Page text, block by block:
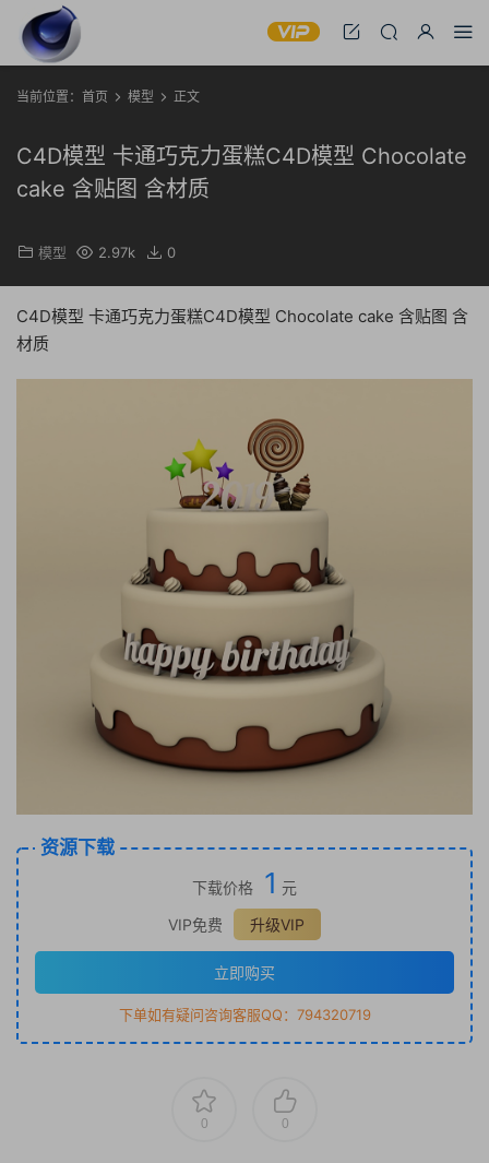
当前位置： 首页 模型 正文
C4D模型 卡通巧克力蛋糕C4D模型 Chocolate
cake 含贴图 含材质
模型 2.97k 0
C4D模型 卡通巧克力蛋糕C4D模型 Chocolate cake 含贴图 含
材质
资源下载
下载价格 1 元
VIP免费
升级VIP
立即购买
下单如有疑问咨询客服QQ：794320719
0 0